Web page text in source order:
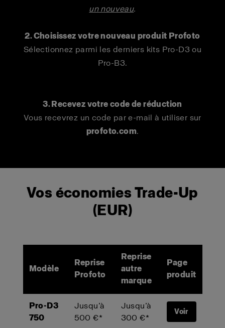
un nouveau.
2. Choisissez votre nouveau produit Profoto
Sélectionnez parmi les derniers kits Pro-D3 ou
Pro-B3.
3. Recevez votre code de réduction
Vous recevrez un code par e-mail à utiliser sur
profoto.com.
Vos économies Trade-Up
(EUR)
Modèle
Reprise
Profoto
Reprise
autre
marque
Page
produit
Pro-D3
750
Jusqu’à
500 €*
Jusqu’à
300 €*
Voir